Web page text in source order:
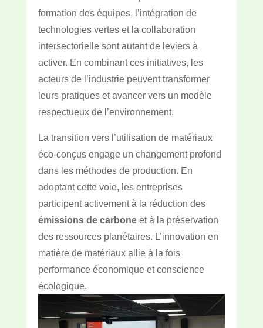
formation des équipes, l’intégration de
technologies vertes et la collaboration
intersectorielle sont autant de leviers à
activer. En combinant ces initiatives, les
acteurs de l’industrie peuvent transformer
leurs pratiques et avancer vers un modèle
respectueux de l’environnement.
La transition vers l’utilisation de matériaux
éco-conçus engage un changement profond
dans les méthodes de production. En
adoptant cette voie, les entreprises
participent activement à la réduction des
émissions de carboneet à la préservation
des ressources planétaires. L’innovation en
matière de matériaux allie à la fois
performance économique et conscience
écologique.